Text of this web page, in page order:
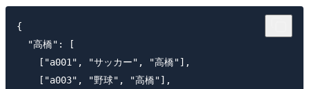
{
  "高橋": [
    ["a001", "サッカー", "高橋"],
    ["a003", "野球", "高橋"],